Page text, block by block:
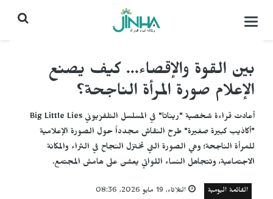
التحكم
بين القوة والإقصاء... كيف يصنع
الإعلام صورة المرأة الناجحة؟
أعادت قراءة شخصية "ريناتا" في المسلسل التلفزيوني Big Little Lies
"أكاذيب كبيرة صغيرة" طرح النقاش مجدداً حول الصورة الإعلامية
للمرأة الناجحة؛ وهي الصورة التي تختزل النجاح في الثراء والمكانة
الاجتماعية، وتتجاهل النساء اللواتي يعشن على هامش المجتمع.
القائمة اليومية الثلاثاء, 19 مايو 2026, 08:36